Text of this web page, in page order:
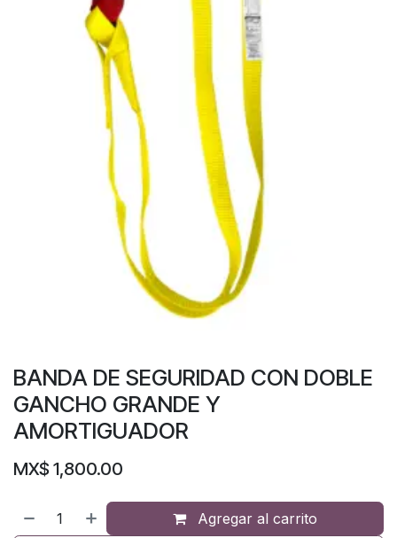
BANDA DE SEGURIDAD CON DOBLE
GANCHO GRANDE Y
AMORTIGUADOR
MX$ 1,800.00
Agregar al carrito